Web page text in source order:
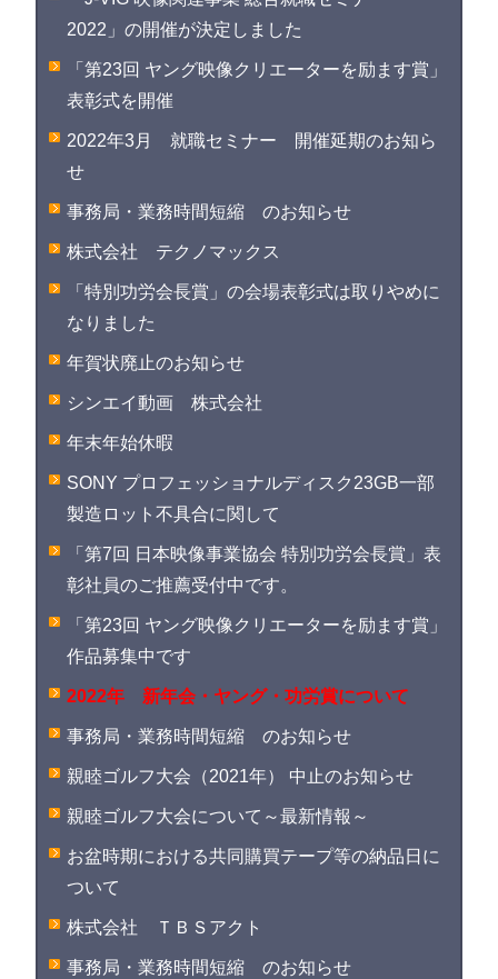
2022」の開催が決定しました
「第23回 ヤング映像クリエーターを励ます賞」
表彰式を開催
2022年3月 就職セミナー 開催延期のお知ら
せ
事務局・業務時間短縮 のお知らせ
株式会社 テクノマックス
「特別功労会長賞」の会場表彰式は取りやめに
なりました
年賀状廃止のお知らせ
シンエイ動画 株式会社
年末年始休暇
SONY プロフェッショナルディスク23GB一部
製造ロット不具合に関して
「第7回 日本映像事業協会 特別功労会長賞」表
彰社員のご推薦受付中です。
「第23回 ヤング映像クリエーターを励ます賞」
作品募集中です
2022年 新年会・ヤング・功労賞について
事務局・業務時間短縮 のお知らせ
親睦ゴルフ大会（2021年） 中止のお知らせ
親睦ゴルフ大会について～最新情報～
お盆時期における共同購買テープ等の納品日に
ついて
株式会社 ＴＢＳアクト
事務局・業務時間短縮 のお知らせ